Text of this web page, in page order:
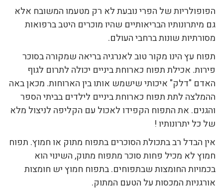
הפופולריות של הפרי נובעת לא רק מטעמו המשובח אלא
גם מיתרונותיו הבריאותיים שהיו מוכרים היטב ברפואות
מסורתיות שונות ברחבי העולם.
תפוח עץ הינו מקור טוב לאנרגיה בריאה שמקורה בסוכר
פירות. אכילת תפוח כארוחת ביניים יכולה לתרום לגוף
האדם "דלק" איכותי שישמש אותו בין הארוחות. מכאן באה
ההמלצה לתת תפוח כארוחת ביניים לילדים בביתי הספר
והגנים. את התפוח הקפידו לאכול עם הקליפה לניצול מלא
של כל יתרונותיו !
אין הבדל רב בתכולת הסוכרים בתפוח מתוק או חמוץ. תפוח
חמוץ לא מכיל פחות סוכר מתפוח מתוק, השינוי הוא
בכמויות החומצות שבתפוחים. בתפוח חמוץ יש חומצות
אורגניות המכסות על הטעם המתוק.